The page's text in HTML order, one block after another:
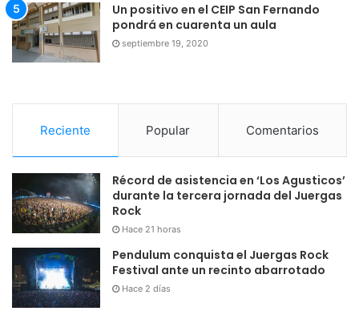
Un positivo en el CEIP San Fernando
pondrá en cuarenta un aula
septiembre 19, 2020
Reciente Popular Comentarios
Récord de asistencia en ‘Los Agusticos’
durante la tercera jornada del Juergas
Rock
Hace 21 horas
Pendulum conquista el Juergas Rock
Festival ante un recinto abarrotado
Hace 2 días